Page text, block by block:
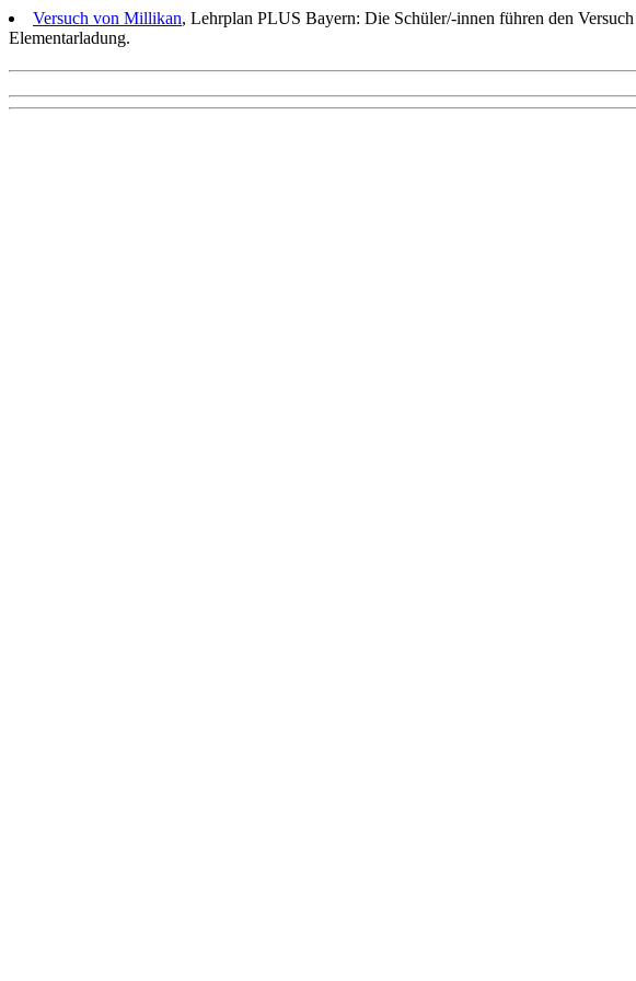
Versuch von Millikan, Lehrplan PLUS Bayern: Die Schüler/-innen führen den
Elementarladung.